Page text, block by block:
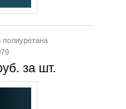
полиуретана
за шт.